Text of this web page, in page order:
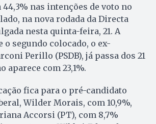
44,3% nas intenções de voto no
na nova rodada da Directa
nesta quinta-feira, 21. A
o segundo colocado, o ex-
Perillo (PSDB), já passa dos 21
aparece com 23,1%.
fica para o pré-candidato
Wilder Morais, com 10,9%,
Accorsi (PT), com 8,7%